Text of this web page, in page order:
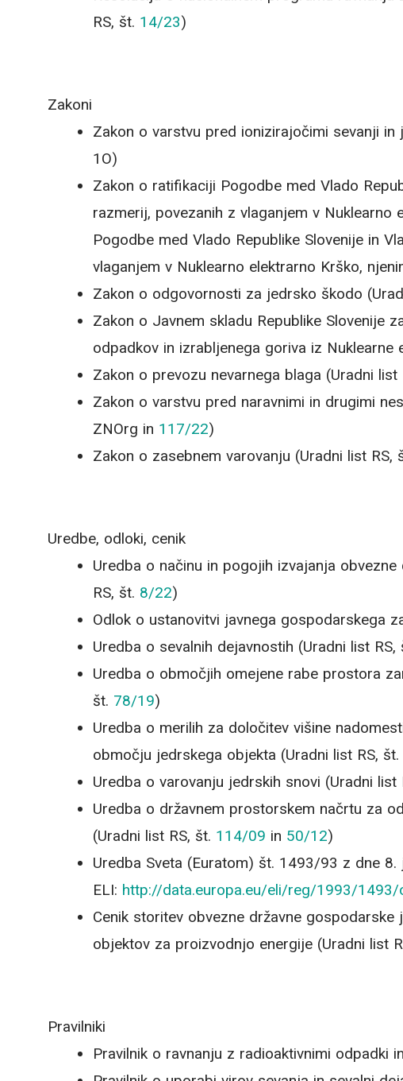
RS, št. 14/23)
Zakoni
Zakon o varstvu pred ionizirajočimi sevanji
1O)
Zakon o ratifikaciji Pogodbe med Vlado
razmerij, povezanih z vlaganjem v
Pogodbe med Vlado Republike Slovenije in
vlaganjem v Nuklearno elektrarno Krško,
Zakon o odgovornosti za jedrsko škodo
Zakon o Javnem skladu Republike Slovenije
odpadkov in izrabljenega goriva iz Nuklearne
Zakon o prevozu nevarnega blaga (Uradni list
Zakon o varstvu pred naravnimi in drugimi
ZNOrg in 117/22)
Zakon o zasebnem varovanju (Uradni list RS,
Uredbe, odloki, cenik
Uredba o načinu in pogojih izvajanja
RS, št. 8/22)
Odlok o ustanovitvi javnega gospodarskega
Uredba o sevalnih dejavnostih (Uradni list RS,
Uredba o območjih omejene rabe prostora
št. 78/19)
Uredba o merilih za določitev višine
območju jedrskega objekta (Uradni list RS, št.
Uredba o varovanju jedrskih snovi (Uradni list
Uredba o državnem prostorskem načrtu za
(Uradni list RS, št. 114/09 in 50/12)
Uredba Sveta (Euratom) št. 1493/93 z dne
ELI: http://data.europa.eu/eli/reg/1993/1493/
Cenik storitev obvezne državne
objektov za proizvodnjo energije (Uradni list
Pravilniki
Pravilnik o ravnanju z radioaktivnimi odpadki